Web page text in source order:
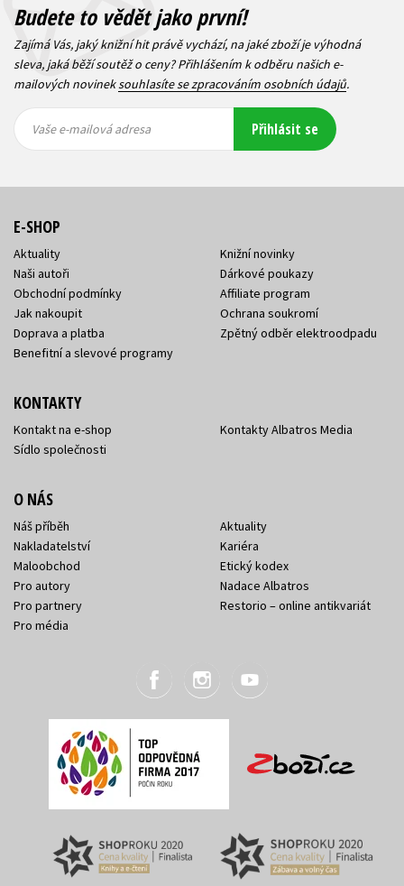
Budete to vědět jako první!
Zajímá Vás, jaký knižní hit právě vychází, na jaké zboží je výhodná
sleva, jaká běží soutěž o ceny? Přihlášením k odběru našich e-
mailových novineksouhlasíte se zpracováním osobních údajů.
mailová
mailová
Vaše e-mailová adresa Přihlásit se
E-SHOP
Aktuality
Naši autoři
Obchodní podmínky
Jak nakoupit
Doprava a platba
Benefitní a slevové programy
Knižní novinky
Dárkové poukazy
Affiliate program
Ochrana soukromí
Zpětný odběr elektroodpadu
KONTAKTY
Kontakt na e-shop
Sídlo společnosti
Kontakty Albatros Media
O NÁS
Náš příběh
Nakladatelství
Maloobchod
Pro autory
Pro partnery
Pro média
Aktuality
Kariéra
Etický kodex
Nadace Albatros
Restorio – online antikvariát